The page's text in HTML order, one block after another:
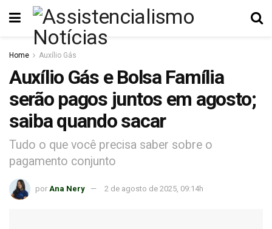
Home Auxílio Gás
Auxílio Gás e Bolsa Família
serão pagos juntos em agosto;
saiba quando sacar
Tudo o que você precisa saber sobre o
pagamento conjunto
por Ana Nery 2 de agosto de 2025, 09:14h